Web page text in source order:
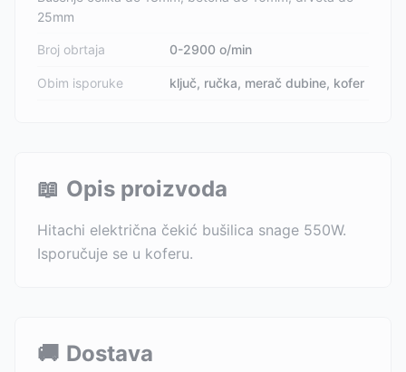
25mm
Broj obrtaja 0-2900 o/min
Obim isporuke ključ, ručka, merač dubine, kofer
📖 Opis proizvoda
Hitachi električna čekić bušilica snage 550W.
Isporučuje se u koferu.
🚚 Dostava